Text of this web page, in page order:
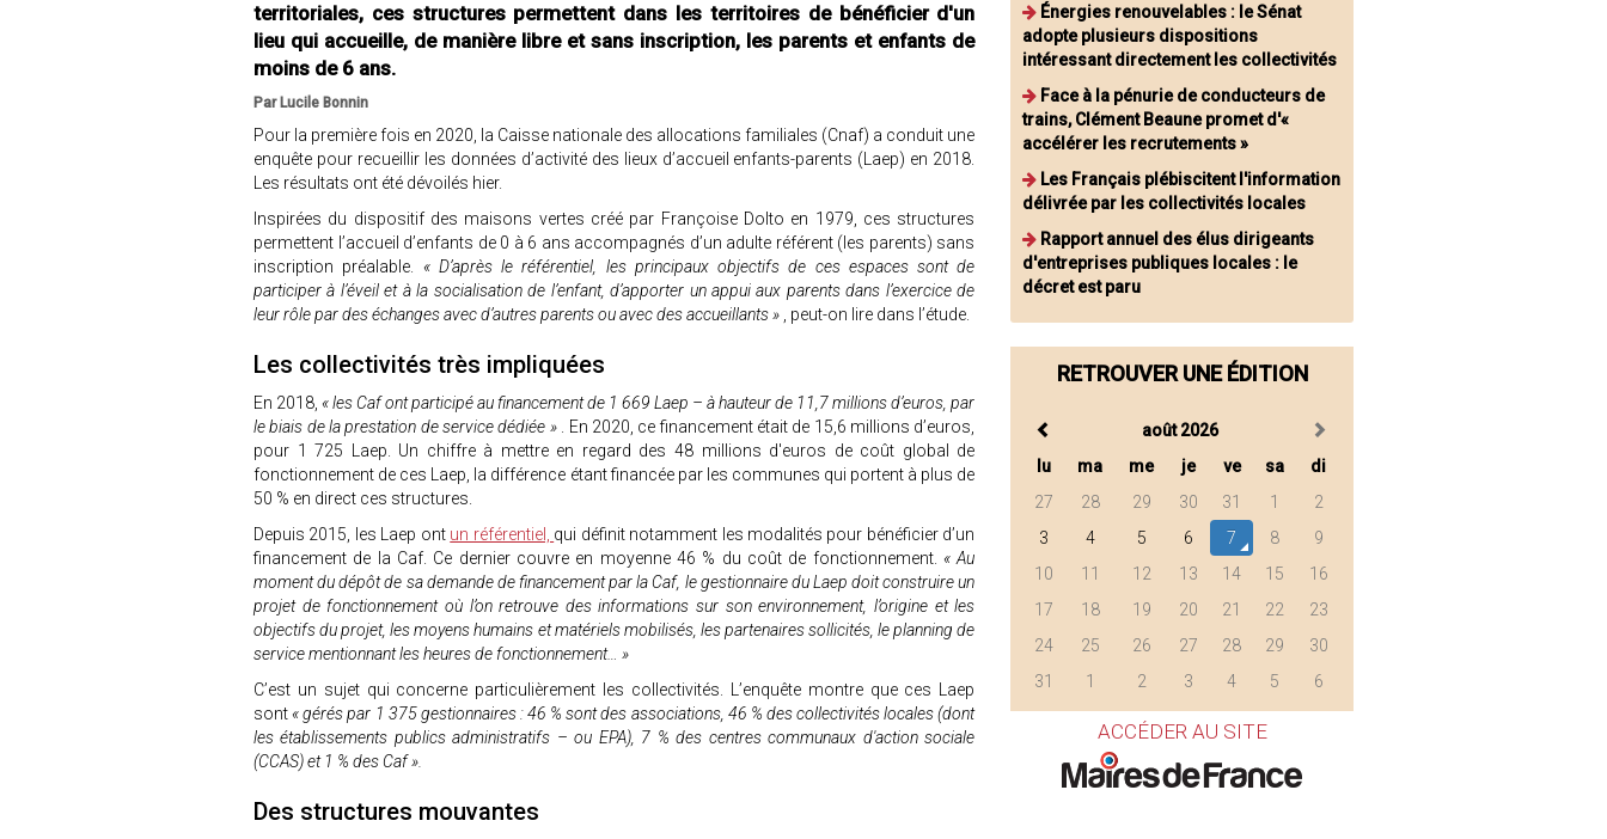
territoriales, ces structures permettent dans les territoires de bénéficier d'un
lieu qui accueille, de manière libre et sans inscription, les parents et enfants de
moins de 6 ans.
Par Lucile Bonnin
Pour la première fois en 2020, la Caisse nationale des allocations familiales (Cnaf) a conduit une
enquête pour recueillir les données d’activité des lieux d’accueil enfants-parents (Laep) en 2018.
Les résultats ont été dévoilés hier.
Inspirées du dispositif des maisons vertes créé par Françoise Dolto en 1979, ces structures
permettent l’accueil d’enfants de 0 à 6 ans accompagnés d’un adulte référent (les parents) sans
inscription préalable. « D’après le référentiel, les principaux objectifs de ces espaces sont de
participer à l’éveil et à la socialisation de l’enfant, d’apporter un appui aux parents dans l’exercice de
leur rôle par des échanges avec d’autres parents ou avec des accueillants »
, peut-on lire dans l’étude.
Les collectivités très impliquées
En 2018, « les Caf ont participé au financement de 1 669 Laep – à hauteur de 11,7 millions d’euros, par
le biais de la prestation de service dédiée »
. En 2020, ce financement était de 15,6 millions d’euros,
pour 1 725 Laep. Un chiffre à mettre en regard des 48 millions d'euros de coût global de
fonctionnement de ces Laep, la différence étant financée par les communes qui portent à plus de
50 % en direct ces structures.
Depuis 2015, les Laep ont un référentiel, qui définit notamment les modalités pour bénéficier d’un
financement de la Caf. Ce dernier couvre en moyenne 46 % du coût de fonctionnement. « Au
moment du dépôt de sa demande de financement par la Caf, le gestionnaire du Laep doit construire un
projet de fonctionnement où l’on retrouve des informations sur son environnement, l’origine et les
objectifs du projet, les moyens humains et matériels mobilisés, les partenaires sollicités, le planning de
service mentionnant les heures de fonctionnement… »
C’est un sujet qui concerne particulièrement les collectivités. L’enquête montre que ces Laep
sont « gérés par 1 375 gestionnaires : 46 % sont des associations, 46 % des collectivités locales (dont
les établissements publics administratifs – ou EPA), 7 % des centres communaux d'action sociale
(CCAS) et 1 % des Caf ».
Des structures mouvantes
Énergies renouvelables : le Sénat
adopte plusieurs dispositions
intéressant directement les collectivités
Face à la pénurie de conducteurs de
trains, Clément Beaune promet d'«
accélérer les recrutements »
Les Français plébiscitent l'information
délivrée par les collectivités locales
Rapport annuel des élus dirigeants
d'entreprises publiques locales : le
décret est paru
RETROUVER UNE ÉDITION
août 2026
lu
ma me je ve sa
di
27
28 29 30 31 1
2
3
4 5 6 7 8
9
10
11 12 13 14 15
16
17
18 19 20 21 22
23
24
25 26 27 28 29
30
31
1 2 3 4 5 6
ACCÉDER AU SITE